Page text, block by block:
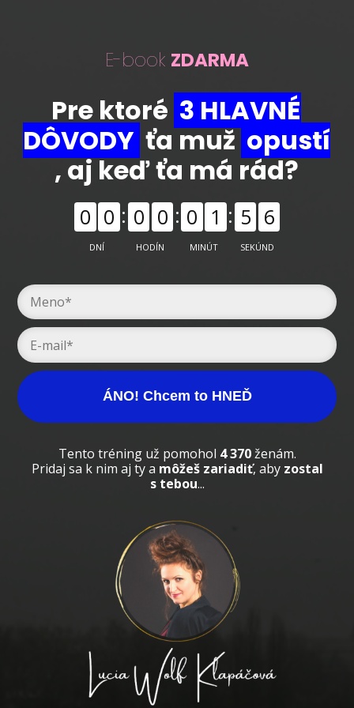
E-book ZDARMA
Pre ktoré 3 HLAVNÉ
DÔVODY ťa mužopustí
, aj keď ťa má rád?
0 0
DNÍ
0 0
HODÍN
0 1
MINÚT
5 6
SEKÚND
ÁNO! Chcem to HNEĎ
Tento tréning už pomohol 4 370 ženám.
Pridaj sa k nim aj ty a môžeš zariadiť, aby zostal
s tebou...